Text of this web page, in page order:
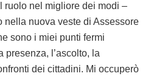
ruolo nel migliore dei modi –
nella nuova veste di Assessore
sono i miei punti fermi
presenza, l’ascolto, la
dei cittadini. Mi occuperò